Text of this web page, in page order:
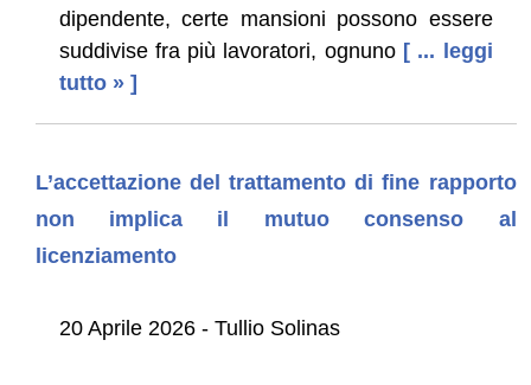
dipendente, certe mansioni possono essere
suddivise fra più lavoratori, ognuno [ ... leggi
tutto » ]
L’accettazione del trattamento di fine rapporto
non implica il mutuo consenso al
licenziamento
20 Aprile 2026 - Tullio Solinas